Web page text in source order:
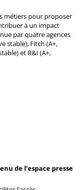
métiers pour proposer
à un impact
par quatre agences
stable), Fitch (A+,
et R&I (A+,
de l’espace presse